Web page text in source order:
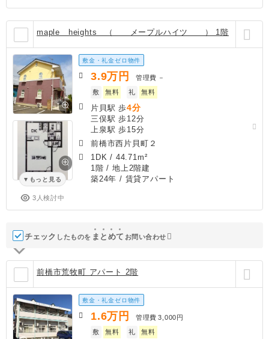
maple heights （ メープルハイツ ） 1階
もっと見る
3人検討中
敷金・礼金ゼロ物件
3.9万円 管理費 －
敷
無料 礼 無料
片貝駅 歩4分
三俣駅 歩12分
上泉駅 歩15分
前橋市西片貝町２
1DK / 44.71m²
1階 / 地上2階建
築24年 / 賃貸アパート
チェック したものを ま と めて お問い合わせ
前橋市荒牧町 アパート 2階
敷金・礼金ゼロ物件
1.6万円 管理費 3,000円
敷
無料 礼 無料